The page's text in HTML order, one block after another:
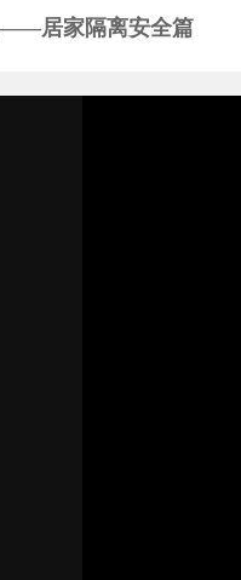
——居家隔离安全篇